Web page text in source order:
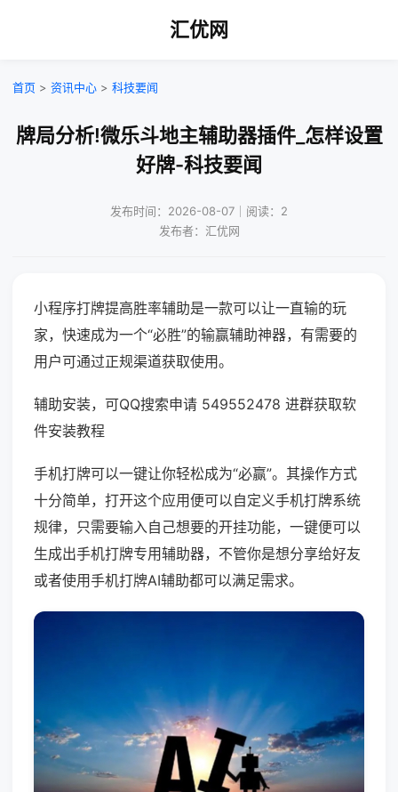
汇优网
首页 > 资讯中心 > 科技要闻
牌局分析!微乐斗地主辅助器插件_怎样设置
好牌-科技要闻
发布时间：2026-08-07｜阅读：2
发布者：汇优网
小程序打牌提高胜率辅助是一款可以让一直输的玩
家，快速成为一个“必胜”的输赢辅助神器，有需要的
用户可通过正规渠道获取使用。
辅助安装，可QQ搜索申请 549552478 进群获取软
件安装教程
手机打牌可以一键让你轻松成为“必赢”。其操作方式
十分简单，打开这个应用便可以自定义手机打牌系统
规律，只需要输入自己想要的开挂功能，一键便可以
生成出手机打牌专用辅助器，不管你是想分享给好友
或者使用手机打牌AI辅助都可以满足需求。